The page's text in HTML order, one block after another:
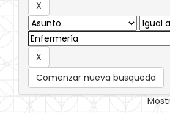
Comenzar nueva busqueda